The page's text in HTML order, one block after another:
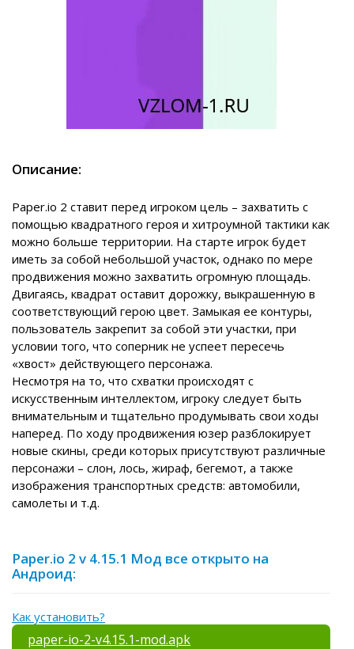
Описание:
Paper.io 2 ставит перед игроком цель – захватить с
помощью квадратного героя и хитроумной тактики как
можно больше территории. На старте игрок будет
иметь за собой небольшой участок, однако по мере
продвижения можно захватить огромную площадь.
Двигаясь, квадрат оставит дорожку, выкрашенную в
соответствующий герою цвет. Замыкая ее контуры,
пользователь закрепит за собой эти участки, при
условии того, что соперник не успеет пересечь
«хвост» действующего персонажа.
Несмотря на то, что схватки происходят с
искусственным интеллектом, игроку следует быть
внимательным и тщательно продумывать свои ходы
наперед. По ходу продвижения юзер разблокирует
новые скины, среди которых присутствуют различные
персонажи – слон, лось, жираф, бегемот, а также
изображения транспортных средств: автомобили,
самолеты и т.д.
Paper.io 2 v 4.15.1 Мод все открыто на
Андроид:
Как установить?
paper-io-2-v4.15.1-mod.apk